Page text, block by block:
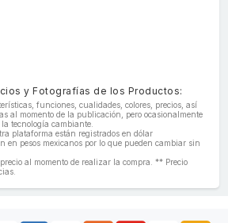
y Fotografías de los Productos:
funciones, cualidades, colores, precios, así
al momento de la publicación, pero ocasionalmente
tecnología cambiante.
plataforma están registrados en dólar
en pesos mexicanos por lo que pueden cambiar sin
al momento de realizar la compra. ** Precio